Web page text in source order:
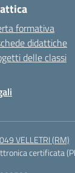
formativa
didattiche
delle classi
VELLETRI (RM)
certificata